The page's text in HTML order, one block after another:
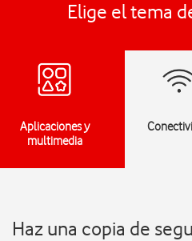
Elige el tema
Aplicaciones y
multimedia
Haz una copia de